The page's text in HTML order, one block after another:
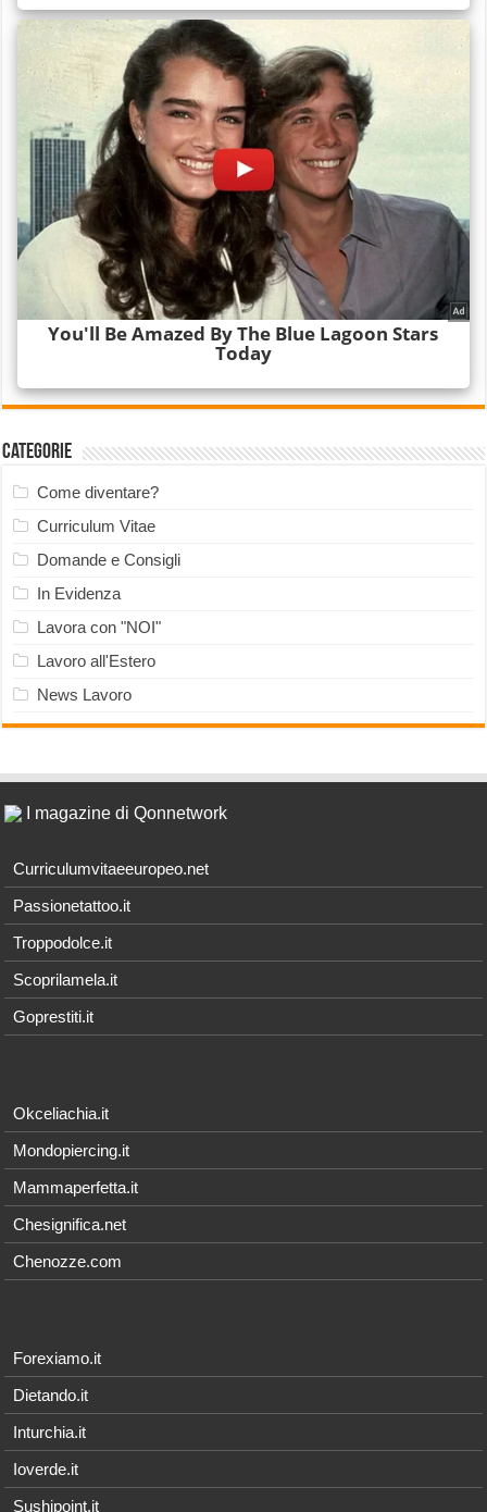
Categorie
Come diventare?
Curriculum Vitae
Domande e Consigli
In Evidenza
Lavora con "NOI"
Lavoro all'Estero
News Lavoro
I magazine di Qonnetwork
Curriculumvitaeeuropeo.net
Passionetattoo.it
Troppodolce.it
Scoprilamela.it
Goprestiti.it
Okceliachia.it
Mondopiercing.it
Mammaperfetta.it
Chesignifica.net
Chenozze.com
Forexiamo.it
Dietando.it
Inturchia.it
Ioverde.it
Sushipoint.it